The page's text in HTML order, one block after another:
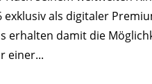
exklusiv als digitaler
erhalten damit die
einer...